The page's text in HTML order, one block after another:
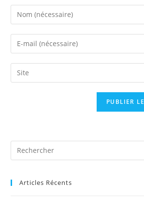
Enter
your
name
comment
Enter
your
email
address
Saisir
l’URL
Articles Récents